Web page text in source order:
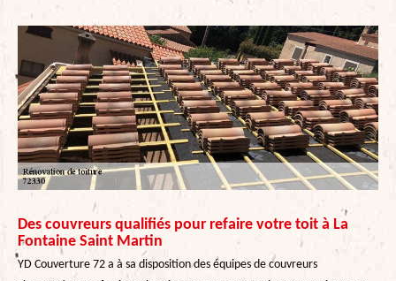
Des couvreurs qualifiés pour refaire votre toit à La
Fontaine Saint Martin
YD Couverture 72 a à sa disposition des équipes de couvreurs